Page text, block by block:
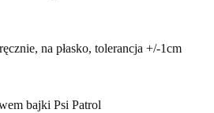
na płasko, tolerancja +/-1cm
bajki Psi Patrol